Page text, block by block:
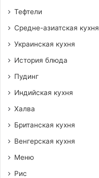
Тефтели
Средне-азиатская кухня
Украинская кухня
История блюда
Пудинг
Индийская кухня
Халва
Британская кухня
Венгерская кухня
Меню
Рис